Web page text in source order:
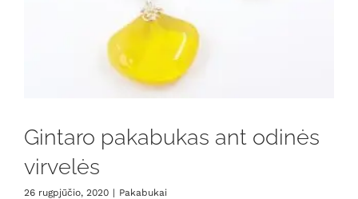
Gintaro pakabukas ant odinės
virvelės
26 rugpjūčio, 2020 | Pakabukai